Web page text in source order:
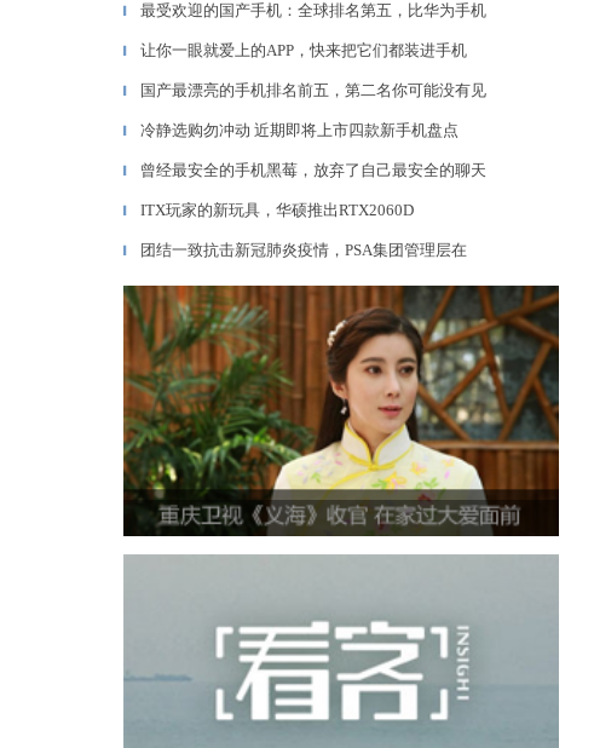
▎ 最受欢迎的国产手机：全球排名第五，比华为手机
▎ 让你一眼就爱上的APP，快来把它们都装进手机
▎ 国产最漂亮的手机排名前五，第二名你可能没有见
▎ 冷静选购勿冲动 近期即将上市四款新手机盘点
▎ 曾经最安全的手机黑莓，放弃了自己最安全的聊天
▎ ITX玩家的新玩具，华硕推出RTX2060D
▎ 团结一致抗击新冠肺炎疫情，PSA集团管理层在